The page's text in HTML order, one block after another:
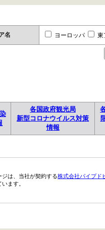
名 ヨーロッパ 東
各国政府観光局
新型コロナウイルス対策
情報
ジは、当社が契約する株式会社パイプド
ます。